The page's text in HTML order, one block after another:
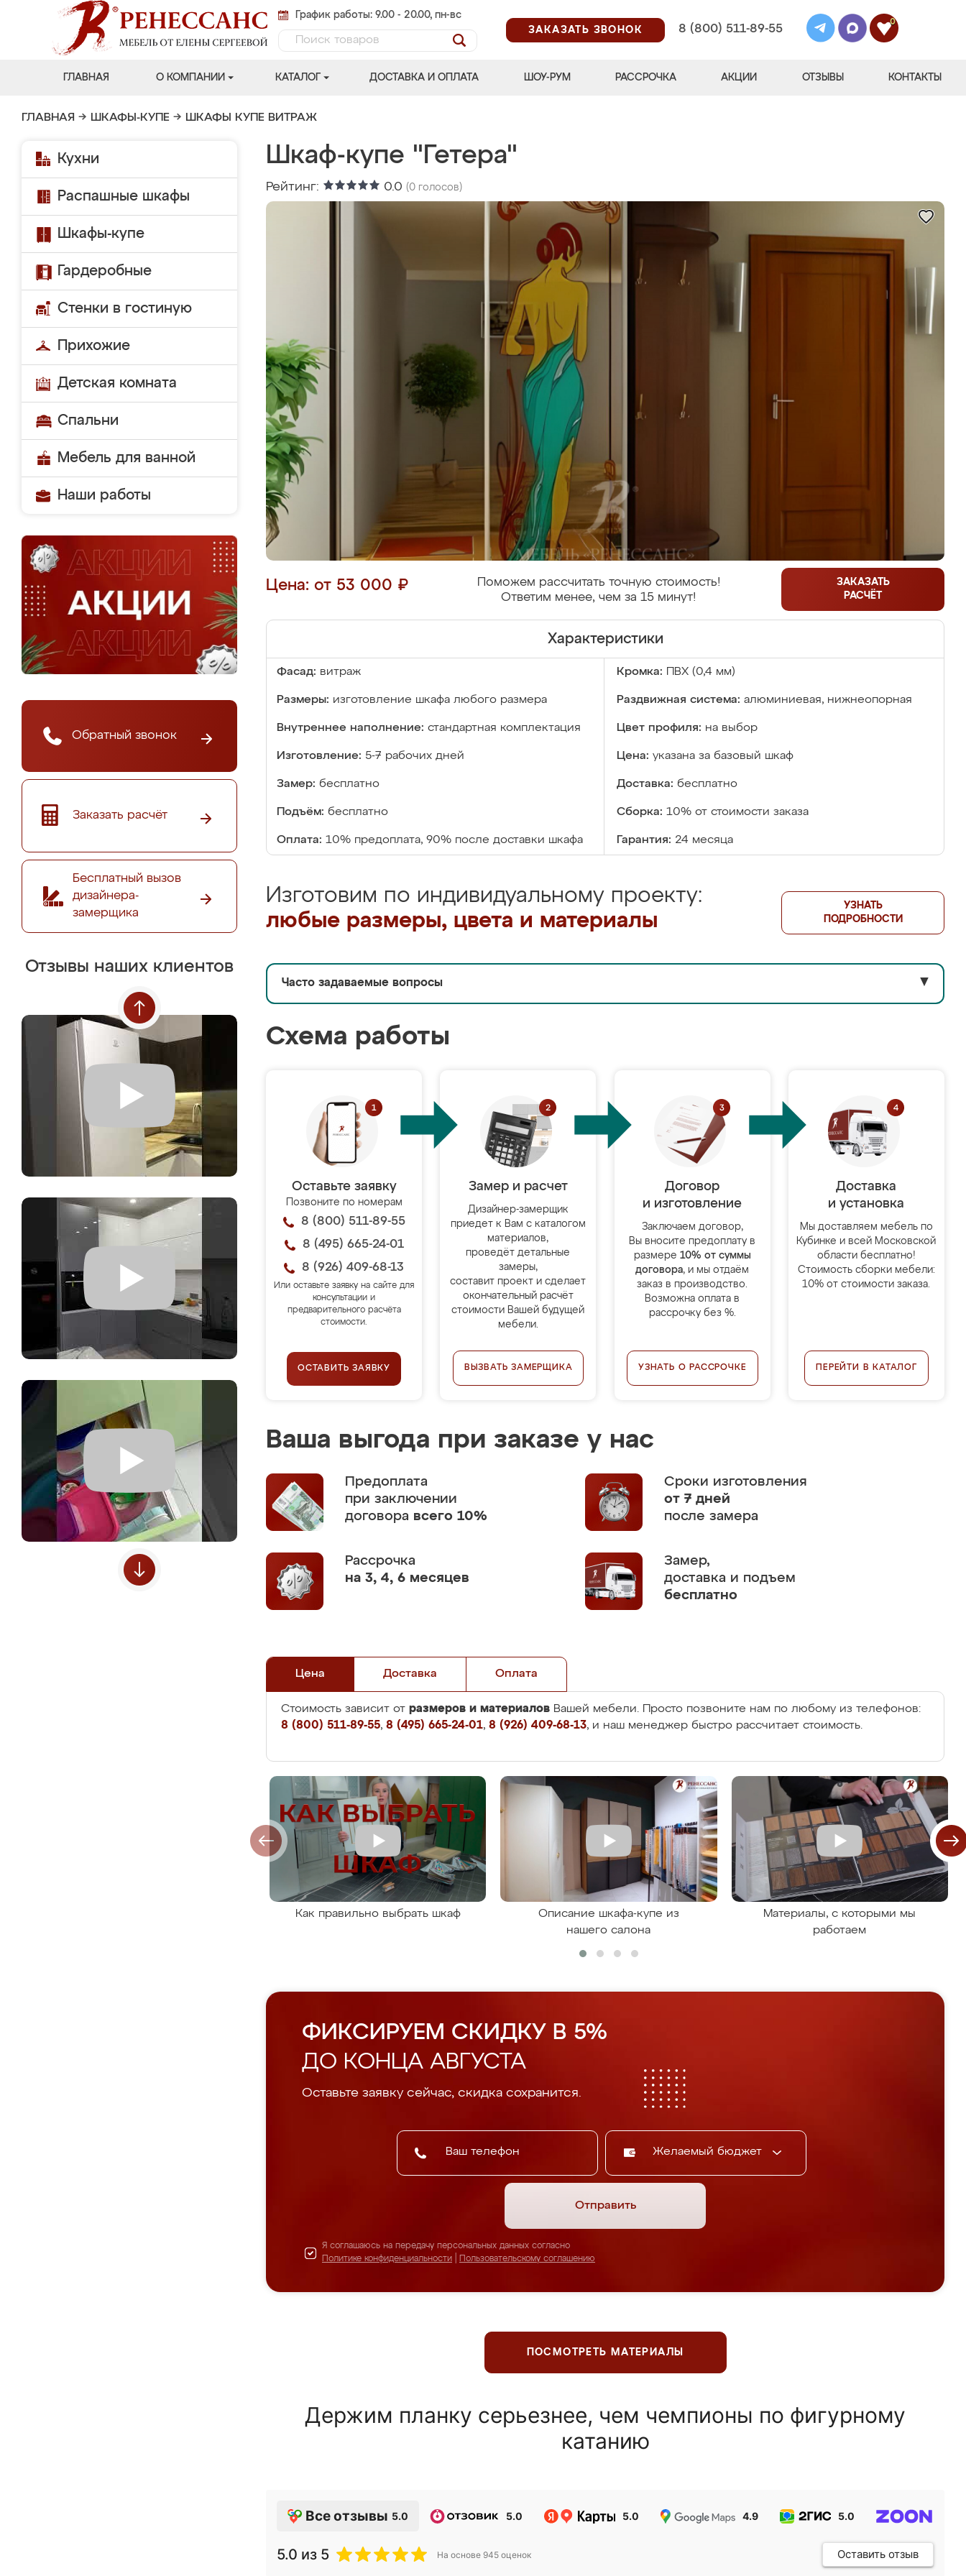
График работы: 9.00 - 20.00, пн-вс
ЗАКАЗАТЬ ЗВОНОК
8 (800) 511-89-55
0
ГЛАВНАЯ О КОМПАНИИ КАТАЛОГ ДОСТАВКА И ОПЛАТА ШОУ-РУМ РАССРОЧКА АКЦИИ ОТЗЫВЫ КОНТАКТЫ
ГЛАВНАЯ → ШКАФЫ-КУПЕ → ШКАФЫ КУПЕ ВИТРАЖ
Кухни
Распашные шкафы
Шкафы-купе
Гардеробные
Стенки в гостиную
Прихожие
Детская комната
Спальни
Мебель для ванной
Наши работы
Обратный звонок
Заказать расчёт
Бесплатный вызов
дизайнера-
замерщика
Отзывы наших клиентов
Шкаф-купе "Гетера"
Рейтинг: 0.0 (0 голосов)
Цена: от 53 000 ₽
Поможем рассчитать точную стоимость!
Ответим менее, чем за 15 минут!
ЗАКАЗАТЬ
РАСЧЁТ
Характеристики
Фасад: витраж Кромка: ПВХ (0,4 мм)
Размеры: изготовление шкафа любого размера Раздвижная система: алюминиевая, нижнеопорная
Внутреннее наполнение: стандартная комплектация Цвет профиля: на выбор
Изготовление: 5-7 рабочих дней Цена: указана за базовый шкаф
Замер: бесплатно Доставка: бесплатно
Подъём: бесплатно Сборка: 10% от стоимости заказа
Оплата: 10% предоплата, 90% после доставки шкафа Гарантия: 24 месяца
Изготовим по индивидуальному проекту:
любые размеры, цвета и материалы
УЗНАТЬ
ПОДРОБНОСТИ
Часто задаваемые вопросы ▼
Схема работы
Оставьте заявку
Позвоните по номерам
8 (800) 511-89-55
8 (495) 665-24-01
8 (926) 409-68-13
Или оставьте заявку на сайте для
консультации и
предварительного расчёта
стоимости.
ОСТАВИТЬ ЗАЯВКУ
Замер и расчет
Дизайнер-замерщик
приедет к Вам с каталогом
материалов,
проведёт детальные
замеры,
составит проект и сделает
окончательный расчёт
стоимости Вашей будущей
мебели.
ВЫЗВАТЬ ЗАМЕРЩИКА
Договор
и изготовление
Заключаем договор,
Вы вносите предоплату в
размере 10% от суммы
договора, и мы отдаём
заказ в производство.
Возможна оплата в
рассрочку без %.
УЗНАТЬ О РАССРОЧКЕ
Доставка
и установка
Мы доставляем мебель по
Кубинке и всей Московской
области бесплатно!
Стоимость сборки мебели:
10% от стоимости заказа.
ПЕРЕЙТИ В КАТАЛОГ
Ваша выгода при заказе у нас
Предоплата
при заключении
договора всего 10%
Сроки изготовления
от 7 дней
после замера
Рассрочка
на 3, 4, 6 месяцев
Замер,
доставка и подъем
бесплатно
Цена Доставка Оплата
Стоимость зависит от размеров и материалов Вашей мебели. Просто позвоните нам по любому из телефонов:
8 (800) 511-89-55, 8 (495) 665-24-01, 8 (926) 409-68-13, и наш менеджер быстро рассчитает стоимость.
Как правильно выбрать шкаф
Описание шкафа-купе из
нашего салона
Материалы, с которыми мы
работаем
ФИКСИРУЕМ СКИДКУ В 5%
ДО КОНЦА АВГУСТА
Оставьте заявку сейчас, скидка сохранится.
Желаемый бюджет
Отправить
Я соглашаюсь на передачу персональных данных согласно
Политике конфиденциальности
Пользовательскому соглашению
ПОСМОТРЕТЬ МАТЕРИАЛЫ
Держим планку серьезнее, чем чемпионы по фигурному
катанию
Все отзывы 5.0 5.0 5.0 4.9 5.0
5.0 из 5 На основе 945 оценок Оставить отзыв